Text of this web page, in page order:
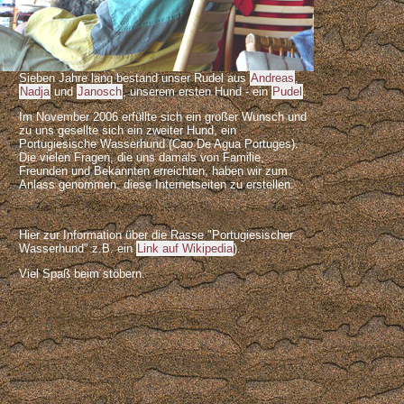
unserer Hunde
Sieben Jahre lang bestand unser Rudel ausAndreas,
NadjaundJanosch, unserem ersten Hund - ein Pudel .
Im November 2006 erfüllte sich ein großer Wunsch und
zu uns gesellte sich ein zweiter Hund, ein
Portugiesische Wasserhund (Cao De Agua Portuges).
Die vielen Fragen, die uns damals von Familie,
Freunden und Bekannten erreichten, haben wir zum
Anlass genommen, diese Internetseiten zu erstellen.
Hier zur Information über die Rasse "Portugiesischer
Wasserhund" z.B. ein Link auf Wikipedia).
Viel Spaß beim stöbern.